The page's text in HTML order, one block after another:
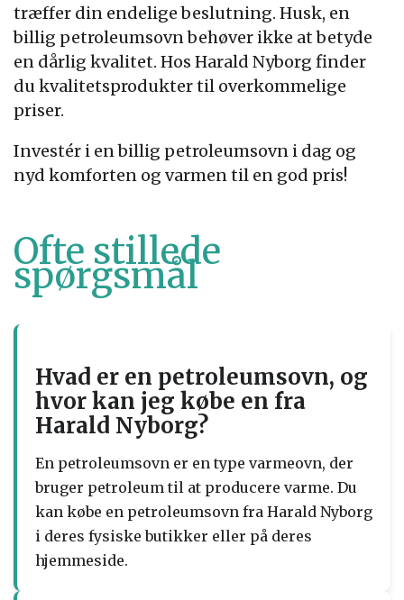
træffer din endelige beslutning. Husk, en
billig petroleumsovn behøver ikke at betyde
en dårlig kvalitet. Hos Harald Nyborg finder
du kvalitetsprodukter til overkommelige
priser.
Investér i en billig petroleumsovn i dag og
nyd komforten og varmen til en god pris!
Ofte stillede
spørgsmål
Hvad er en petroleumsovn, og
hvor kan jeg købe en fra
Harald Nyborg?
En petroleumsovn er en type varmeovn, der
bruger petroleum til at producere varme. Du
kan købe en petroleumsovn fra Harald Nyborg
i deres fysiske butikker eller på deres
hjemmeside.